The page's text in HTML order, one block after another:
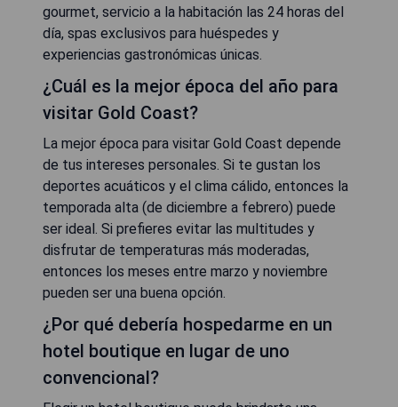
gourmet, servicio a la habitación las 24 horas del
día, spas exclusivos para huéspedes y
experiencias gastronómicas únicas.
¿Cuál es la mejor época del año para
visitar Gold Coast?
La mejor época para visitar Gold Coast depende
de tus intereses personales. Si te gustan los
deportes acuáticos y el clima cálido, entonces la
temporada alta (de diciembre a febrero) puede
ser ideal. Si prefieres evitar las multitudes y
disfrutar de temperaturas más moderadas,
entonces los meses entre marzo y noviembre
pueden ser una buena opción.
¿Por qué debería hospedarme en un
hotel boutique en lugar de uno
convencional?